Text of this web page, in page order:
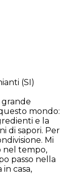
(SI)
grande
mondo:
e la
di sapori. Per
Mi
nel tempo,
passo nella
casa,